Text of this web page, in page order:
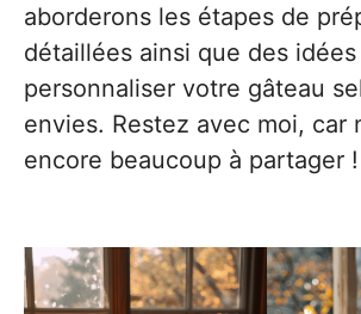
aborderons les étapes de
détaillées ainsi que des
personnaliser votre gâteau
envies. Restez avec moi, car
encore beaucoup à partager !